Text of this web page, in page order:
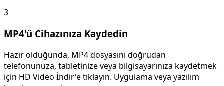
3
MP4'ü Cihazınıza Kaydedin
Hazır olduğunda, MP4 dosyasını doğrudan
telefonunuza, tabletinize veya bilgisayarınıza kaydetmek
için HD Video İndir'e tıklayın. Uygulama veya yazılım